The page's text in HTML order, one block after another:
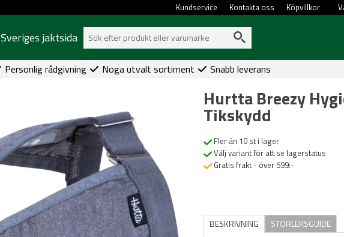
Köpvillkor
Kontakta oss
Kundservice
Sveriges jaktsida
Personlig rådgivning Noga utvalt sortiment Snabb leverans
Hurtta Breezy
Tikskydd
Fler än 10 st i lager
Välj variant för att se lagerstatus
Gratis frakt - över 599:-
BESKRIVNING
STORLEKSGUIDE